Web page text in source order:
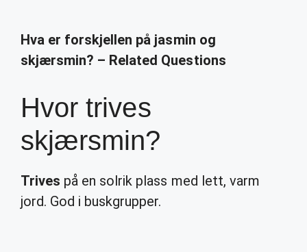
Hva er forskjellen på jasmin og
skjærsmin? – Related Questions
Hvor trives
skjærsmin?
Trives på en solrik plass med lett, varm
jord. God i buskgrupper.